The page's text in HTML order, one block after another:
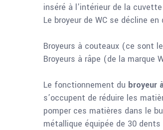
inséré à l’intérieur de la
Le broyeur de WC se décline
Broyeurs à couteaux (ce sont
Broyeurs à râpe (de la marque
Le fonctionnement du broyeur
s’occupent de réduire les
pomper ces matières dans le
métallique équipée de 30